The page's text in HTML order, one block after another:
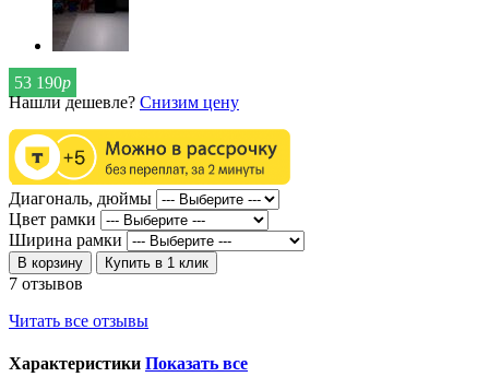
53 190р
Нашли дешевле? Снизим цену
Диагональ, дюймы
Цвет рамки
Ширина рамки
В корзину Купить в 1 клик
7 отзывов
Читать все отзывы
Характеристики Показать все